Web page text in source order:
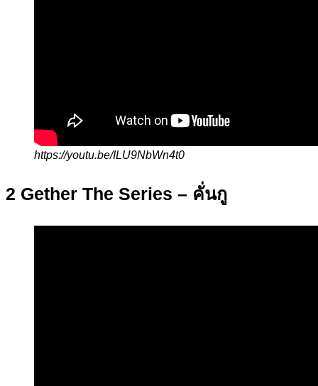
https://youtu.be/ILU9NbWn4t0
2 Gether The Series – คั่นกู